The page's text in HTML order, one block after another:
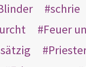
schrie
Feuer